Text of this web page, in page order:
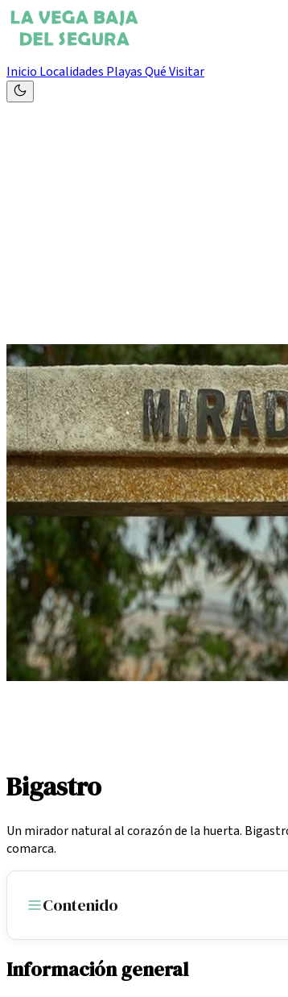
Inicio Localidades PlayasQué Visitar
Bigastro
Un mirador natural al corazón de la huerta.
comarca.
Contenido
Información general